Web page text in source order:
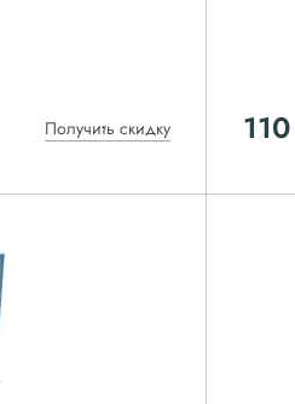
Получить скидку